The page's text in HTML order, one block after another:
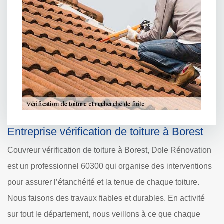
Entreprise vérification de toiture à Borest
Couvreur vérification de toiture à Borest, Dole Rénovation
est un professionnel 60300 qui organise des interventions
pour assurer l’étanchéité et la tenue de chaque toiture.
Nous faisons des travaux fiables et durables. En activité
sur tout le département, nous veillons à ce que chaque